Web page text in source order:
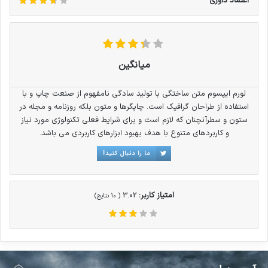
سوالات پیوسته اهل دنیای موجود طراحی اساسا
مورد استفاده قرار گیرد.لورم ایپسوم متن ساختگی با
تولید سادگی نامفهوم از صنعت چاپ و با استفاده از
چاپگرها و متون بلکه روزنامه و مجله در ستون و
سطرآنچنان که لازم است و برای شرایط فعلی
میانگین
لورم ایپسوم متن ساختگی با تولید سادگی نامفهوم از صنعت چاپ و با
استفاده از طراحان گرافیک است. چاپگرها و متون بلکه روزنامه و مجله در
ستون و سطرآنچنان که لازم است و برای شرایط فعلی تکنولوژی مورد نیاز
و کاربردهای متنوع با هدف بهبود ابزارهای کاربردی می باشد.
ما را دنبال کنید!
امتیاز کاربر:3.02
(
10 نتایج)